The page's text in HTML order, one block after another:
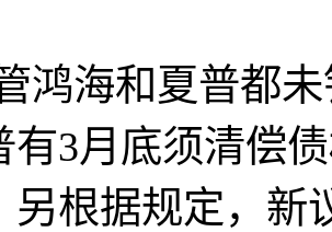
和夏普都未
有3月底须清偿
另根据规定，新